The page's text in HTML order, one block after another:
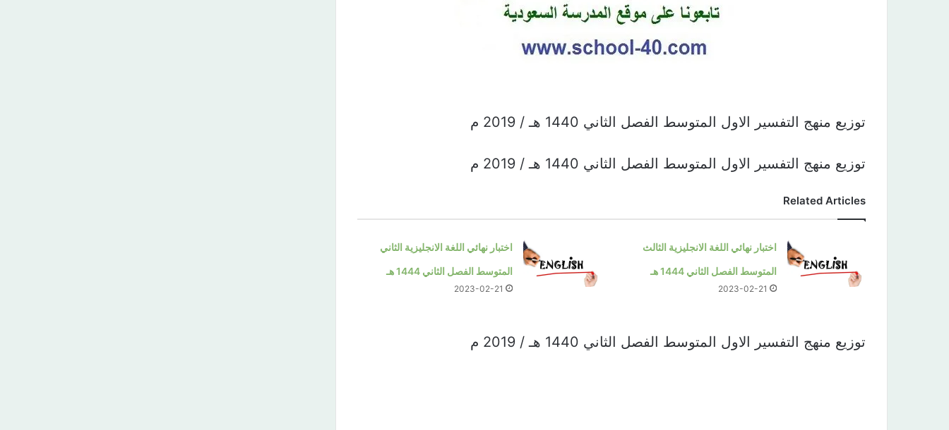
توزيع منهج التفسير الاول المتوسط الفصل الثاني 1440 هـ / 2019 م
توزيع منهج التفسير الاول المتوسط الفصل الثاني 1440 هـ / 2019 م
Related Articles
اختبار نهائي اللغة الانجليزية الثالث
المتوسط الفصل الثاني 1444 هـ
2023-02-21
اختبار نهائي اللغة الانجليزية الثاني
المتوسط الفصل الثاني 1444 هـ
2023-02-21
توزيع منهج التفسير الاول المتوسط الفصل الثاني 1440 هـ / 2019 م